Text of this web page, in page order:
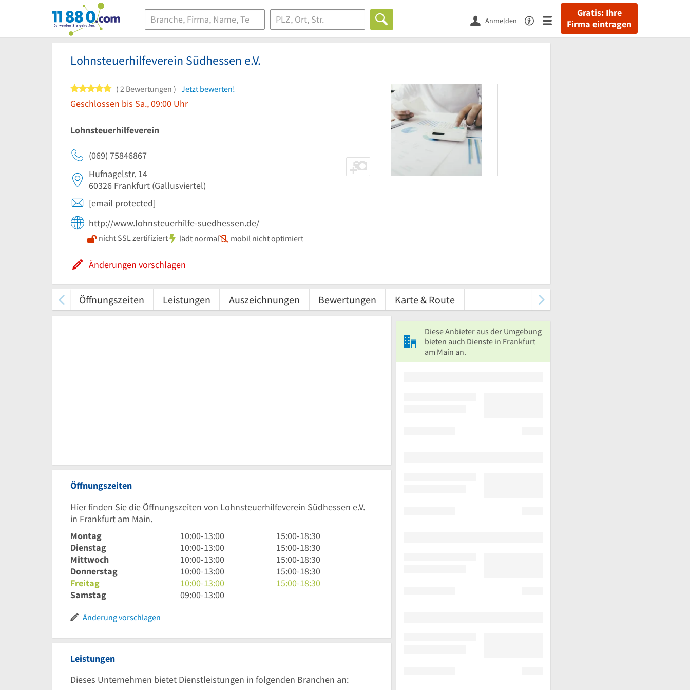
11880.com
Gratis: Ihre
Firma eintragen
Anmelden
Lohnsteuerhilfeverein Südhessen e.V.
5 von 5 Sternen
2 Bewertungen Jetzt bewerten!
Geschlossen bis Sa., 09:00 Uhr
Lohnsteuerhilfeverein
(069) 75846867
Hufnagelstr. 14
60326 Frankfurt (Gallusviertel)
[email protected]
http://www.lohnsteuerhilfe-suedhessen.de/
nicht SSL zertifiziert lädt normal mobil nicht optimiert
Änderungen vorschlagen
Öffnungszeiten Leistungen Auszeichnungen Bewertungen Karte & Route
Öffnungszeiten
Hier finden Sie die Öffnungszeiten von Lohnsteuerhilfeverein Südhessen e.V.
in Frankfurt am Main.
Montag
10
Uhr
bis
13
Uhr
10:00-13:00
15
Uhr
bis
18
Uhr
15:00-18:30
Dienstag
10
Uhr
bis
13
Uhr
10:00-13:00
15
Uhr
bis
18
15:00-18:30
Mittwoch
10
Uhr
bis
13
10:00-13:00
15
Uhr
bis
15:00-18:30
Donnerstag
10
Uhr
bis
10:00-13:00
15
Uhr
15:00-18:30
Freitag
10
Uhr
10:00-13:00
15
30
15:00-18:30
Samstag
9
Uhr
09:00-13:00
Änderung vorschlagen
Leistungen
Dieses Unternehmen bietet Dienstleistungen in folgenden Branchen an:
Diese Anbieter aus der Umgebung
bieten auch Dienste in Frankfurt
am Main an.